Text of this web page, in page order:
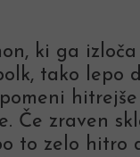
ki ga
tako lepo
Če zraven
to zelo hitro